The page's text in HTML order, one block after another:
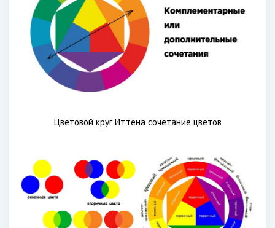
Цветовой круг Иттена сочетание цветов